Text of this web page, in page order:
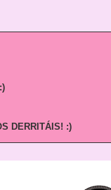
DERRITÁIS! :)